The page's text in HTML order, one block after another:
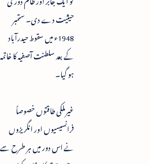
حیثیت دے دی۔ ستمبر
1948ء میں سقوط حیدرآباد
کے بعد سلطنت آصفیہ کا خاتمہ
ہو گیا۔
غیرملکی طاقتوں خصوصاً
فرانسیسیوں اور انگریزوں
نے اس دور میں ہر طرح سے